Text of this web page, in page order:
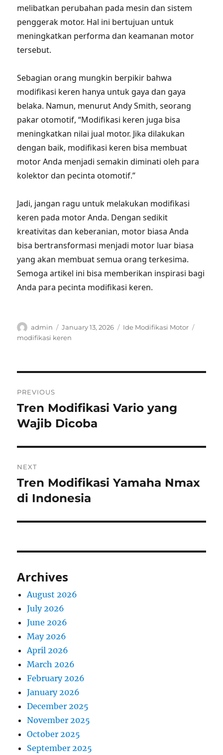
melibatkan perubahan pada mesin dan sistem
penggerak motor. Hal ini bertujuan untuk
meningkatkan performa dan keamanan motor
tersebut.
Sebagian orang mungkin berpikir bahwa
modifikasi keren hanya untuk gaya dan gaya
belaka. Namun, menurut Andy Smith, seorang
pakar otomotif, “Modifikasi keren juga bisa
meningkatkan nilai jual motor. Jika dilakukan
dengan baik, modifikasi keren bisa membuat
motor Anda menjadi semakin diminati oleh para
kolektor dan pecinta otomotif.”
Jadi, jangan ragu untuk melakukan modifikasi
keren pada motor Anda. Dengan sedikit
kreativitas dan keberanian, motor biasa Anda
bisa bertransformasi menjadi motor luar biasa
yang akan membuat semua orang terkesima.
Semoga artikel ini bisa memberikan inspirasi bagi
Anda para pecinta modifikasi keren.
Author
admin
Posted
on
January 13, 2026 Categories
Ide Modifikasi Motor
modifikasi keren
navigation
PREVIOUS
Previous
post:
Tren Modifikasi Vario yang
Wajib Dicoba
NEXT
Next
post:
Tren Modifikasi Yamaha Nmax
di Indonesia
Archives
August 2026
July 2026
June 2026
May 2026
April 2026
March 2026
February 2026
January 2026
December 2025
November 2025
October 2025
September 2025